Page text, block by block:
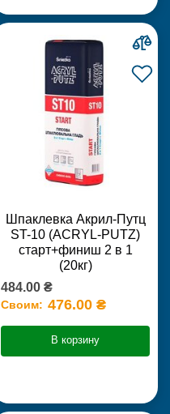
Шпаклевка Акрил-Путц
ST-10 (ACRYL-PUTZ)
старт+финиш 2 в 1
(20кг)
484.00 ₴
Своим: 476.00 ₴
В корзину